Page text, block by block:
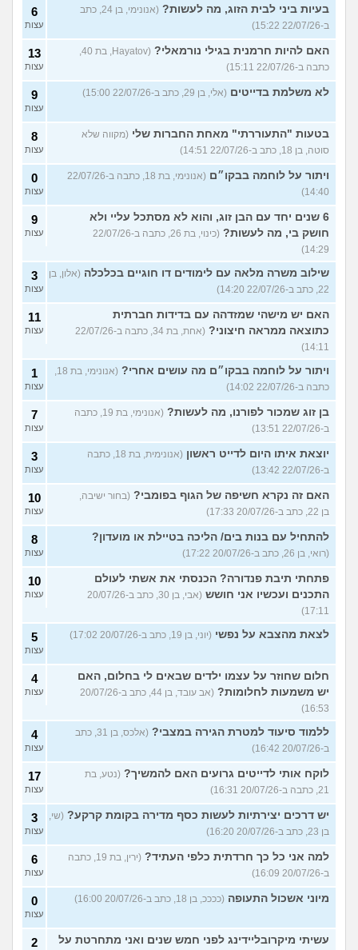
בעיות ביני לבית הזוג, מה לעשות?
(אנונימי, בן 24, כתב
ב-22/07/26 15:22)
6
עצות
האם להיות חרמנית בגילי נורמאלי?
(Hayatov, בת 40,
כתבה ב-22/07/26 15:11)
13
עצות
לא משלמת בדייטים (אלי, בן 29, כתב ב-22/07/26 15:00) 9
עצות
בטעות "התעוררתי" מאחת החברות שלי (מקווה שלא
סוטה, בן 18, כתב ב-22/07/26 14:51)
8
עצות
ויתור על לוחמה בבקו״ם
(אנונימי, בת 18, כתבה ב-22/07/26
14:40)
0
עצות
6 שנים יחד עם הבן זוג, והוא לא מסתכל עליי ולא
חושק בי, מה לעשות?
(כינוי, בת 26, כתבה ב-22/07/26
14:29)
9
עצות
שילוב משרה מלאה עם לימודים דו חוגיים בכלכלה (אלון, בן
22, כתב ב-22/07/26 14:20)
3
עצות
האם יש מישהי שמזדהה עם בדידות חברתית
כתוצאה ממראה חיצוני?
(אחת, בת 34, כתבה ב-22/07/26
14:11)
11
עצות
ויתור על לוחמה בבקו״ם מה עושים אחרי?
(אנונימי, בת 18,
כתבה ב-22/07/26 14:02)
1
עצות
בן זוג שמכור לפורנו, מה לעשות?
(אנונימי, בת 19, כתבה
ב-22/07/26 13:51)
7
עצות
יוצאת איתו היום לדייט ראשון
(אנונימית, בת 18, כתבה
ב-22/07/26 13:42)
3
עצות
האם זה נקרא חשיפה של הגוף בפומבי? (בחור ישיבה,
בן 22, כתב ב-20/07/26 17:33)
10
עצות
להתחיל עם בנות בים/ הליכה בטיילת או מועדון?
(רואי, בן 26, כתב ב-20/07/26 17:22)
8
עצות
פתחתי תיבת פנדורה? הכנסתי את אשתי לעולם
התכנים ועכשיו אני חושש
(אבי, בן 30, כתב ב-20/07/26
17:11)
10
עצות
לצאת מהצבא על נפשי (יוני, בן 19, כתב ב-20/07/26 17:02) 5
עצות
חלום שחוזר על עצמו ילדים שבאים לי בחלום, האם
יש משמעות לחלומות?
(אב עובד, בן 44, כתב ב-20/07/26
16:53)
4
עצות
ללמוד סיעוד למטרת הגירה במצבי?
(אלכס, בן 31, כתב
ב-20/07/26 16:42)
4
עצות
לוקח אותי לדייטים גרועים האם להמשיך? (נטע, בת
21, כתבה ב-20/07/26 16:31)
17
עצות
יש דרכים יצירתיות לעשות כסף מדירה בקומת קרקע? (שי,
בן 23, כתב ב-20/07/26 16:20)
3
עצות
למה אני כל כך חרדתית כלפי העתיד?
(ירין, בת 19, כתבה
ב-20/07/26 16:09)
6
עצות
מיוני אשכול התעופה (ככככ, בן 18, כתב ב-20/07/26 16:00) 0
עצות
עשיתי מיקרובליידינג לפני חמש שנים ואני מתחרטת על
2